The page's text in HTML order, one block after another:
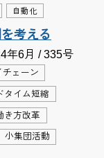
自動化
考える
年6月 / 335号
チェーン
タイム短縮
き方改革
小集団活動